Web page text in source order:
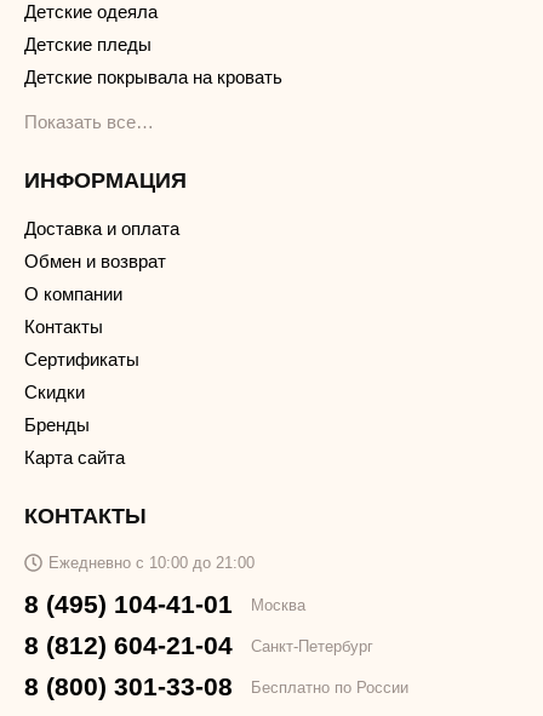
Детские одеяла
Детские пледы
Детские покрывала на кровать
Показать все…
ИНФОРМАЦИЯ
Доставка и оплата
Обмен и возврат
О компании
Контакты
Сертификаты
Скидки
Бренды
Карта сайта
КОНТАКТЫ
Ежедневно с 10:00 до 21:00
8 (495) 104-41-01 Москва
8 (812) 604-21-04 Санкт-Петербург
8 (800) 301-33-08 Бесплатно по России